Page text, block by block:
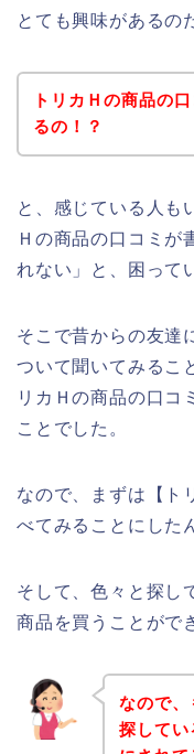
とても興味があるの
トリカＨの商品の
るの！？
と、感じている人も
Ｈの商品の口コミが
れない」と、困って
そこで昔からの友達
ついて聞いてみるこ
リカＨの商品の口コ
ことでした。
なので、まずは【
べてみることにした
そして、色々と探し
商品を買うことがで
なので、
探してい